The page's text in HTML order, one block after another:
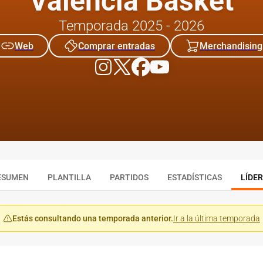
Temporada 2025 - 2026
Web Comprar entradas Merchandising
PLANTILLA PARTIDOS ESTADÍSTICAS
Estás consultando una temporada anterior.Ir a la última temporada